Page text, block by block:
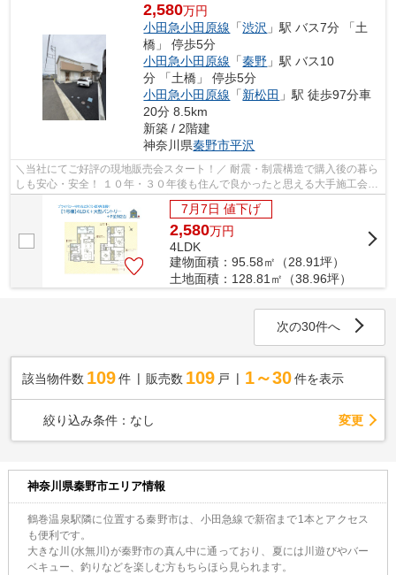
2,580万円
小田急小田原線 「渋沢 」駅 バス7分 「土
橋」 停歩5分
小田急小田原線 「秦野 」駅 バス10
分 「土橋」 停歩5分
小田急小田原線 「新松田 」駅 徒歩97分車
20分 8.5km
新築 / 2階建
神奈川県秦野市平沢
＼当社にてご好評の現地販売会スタート！／ 耐震・制震構造で購入後の暮ら
しも安心・安全！ １０年・３０年後も住んで良かったと思える大手施工会社
が手掛ける、開放感あふれる２方（...
7月7日 値下げ
2,580万円
4LDK
建物面積：95.58㎡（28.91坪）
土地面積：128.81㎡（38.96坪）
次の30件へ
該当物件数 109件 販売数 109 戸 1～30 件を表示
絞り込み条件： なし 変更
神奈川県秦野市エリア情報
鶴巻温泉駅隣に位置する秦野市は、小田急線で新宿まで1本とアクセス
も便利です。
大きな川(水無川)が秦野市の真ん中に通っており、夏には川遊びやバー
ベキュー、釣りなどを楽しむ方もちらほら見られます。